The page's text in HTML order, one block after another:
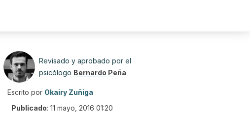
Revisado y aprobado por el
psicólogo Bernardo Peña
Escrito por Okairy Zuñiga
Publicado: 11 mayo, 2016 01:20